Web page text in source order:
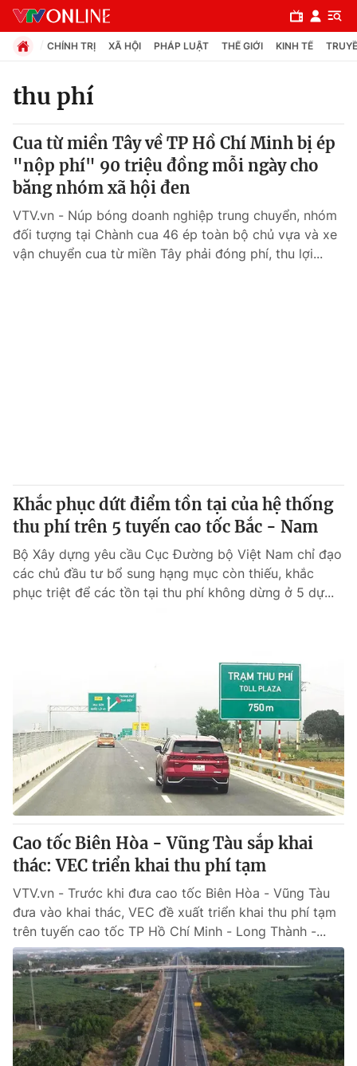
Chuyên mục
Chính trị
Pháp luật
Góc doanh nghiệp
Truyền hình
Phim VTV
Hậu trường
Nhân vật
Giải trí
Điện ảnh
Âm nhạc
Đời sống
Hitech Công nghệ tương lai
Sản phẩm
Thị trường
Tư vấn
Giao lưu trực tuyến
Lịch phát sóng
Chuyên mục khác
Emagazine Podcast
Photo Infographic
Video Shorts video
VTV Money VTV Thể thao
VTV Sức khoẻ Bất động sản
CHÍNH TRỊ XÃ HỘI PHÁP LUẬT THẾ GIỚI KINH TẾ
thu phí
Cua từ miền Tây về TP Hồ Chí Minh bị ép
"nộp phí" 90 triệu đồng mỗi ngày cho
băng nhóm xã hội đen
VTV.vn - Núp bóng doanh nghiệp trung chuyển, nhóm
đối tượng tại Chành cua 46 ép toàn bộ chủ vựa và xe
vận chuyển cua từ miền Tây phải đóng phí, thu lợi...
Khắc phục dứt điểm tồn tại của hệ thống
thu phí trên 5 tuyến cao tốc Bắc - Nam
Bộ Xây dựng yêu cầu Cục Đường bộ Việt Nam chỉ đạo
các chủ đầu tư bổ sung hạng mục còn thiếu, khắc
phục triệt để các tồn tại thu phí không dừng ở 5 dự...
Cao tốc Biên Hòa - Vũng Tàu sắp khai
thác: VEC triển khai thu phí tạm
VTV.vn - Trước khi đưa cao tốc Biên Hòa - Vũng Tàu
đưa vào khai thác, VEC đề xuất triển khai thu phí tạm
trên tuyến cao tốc TP Hồ Chí Minh - Long Thành -...